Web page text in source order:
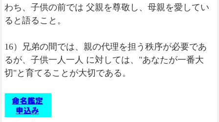
わち、子供の前では 父親を尊敬し、母親を愛してい
ると語ること。
16）兄弟の間では、親の代理を担う秩序が必要であ
るが、子供一人一人 に対しては、"あなたが一番大
切"と育てることが大切である。